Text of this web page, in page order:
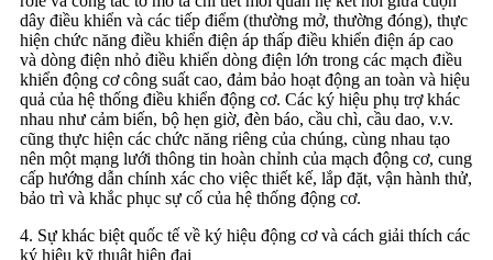
dây điều khiển và các tiếp điểm (thường mở, thường đóng), thực
hiện chức năng điều khiển điện áp thấp điều khiển điện áp cao
và dòng điện nhỏ điều khiển dòng điện lớn trong các mạch điều
khiển động cơ công suất cao, đảm bảo hoạt động an toàn và hiệu
quả của hệ thống điều khiển động cơ. Các ký hiệu phụ trợ khác
nhau như cảm biến, bộ hẹn giờ, đèn báo, cầu chì, cầu dao, v.v.
cũng thực hiện các chức năng riêng của chúng, cùng nhau tạo
nên một mạng lưới thông tin hoàn chỉnh của mạch động cơ, cung
cấp hướng dẫn chính xác cho việc thiết kế, lắp đặt, vận hành thử,
bảo trì và khắc phục sự cố của hệ thống động cơ.
4. Sự khác biệt quốc tế về ký hiệu động cơ và cách giải thích các
ký hiệu kỹ thuật hiện đại